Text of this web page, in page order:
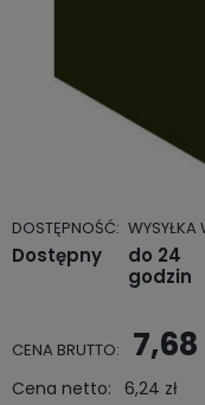
DOSTĘPNOŚĆ:
Dostępny
WYSYŁKA
do 24
godzin
Cena nie zawiera
CENA BRUTTO: 7,68
Cena netto: 6,24 zł